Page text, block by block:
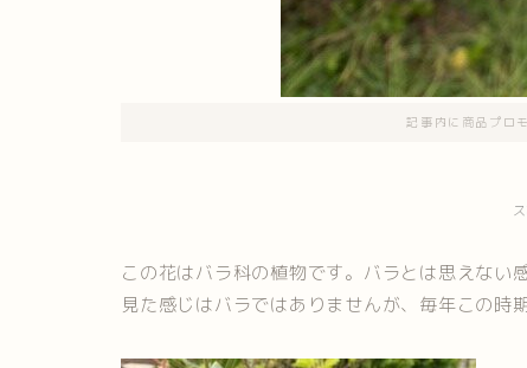
記事内に商品プロ
この花はバラ科の植物です。バラとは思えない
見た感じはバラではありませんが、毎年この時